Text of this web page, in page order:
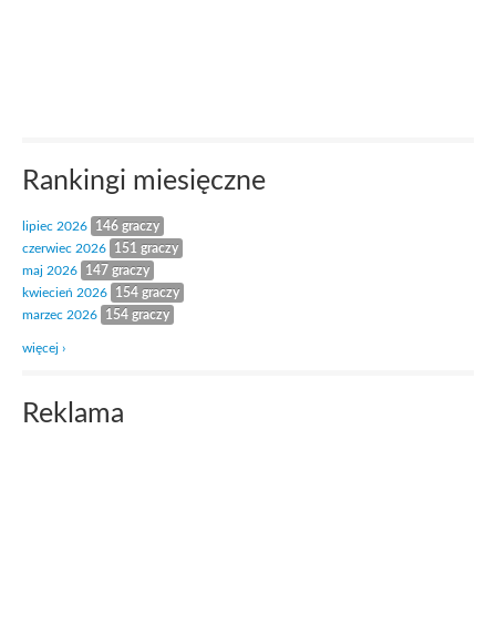
Rankingi miesięczne
lipiec 2026
146 graczy
czerwiec 2026
151 graczy
maj 2026
147 graczy
kwiecień 2026
154 graczy
marzec 2026
154 graczy
więcej ›
Reklama